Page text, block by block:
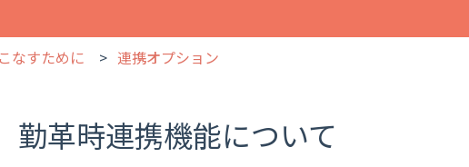
なすために 連携オプション
勤革時連携機能について